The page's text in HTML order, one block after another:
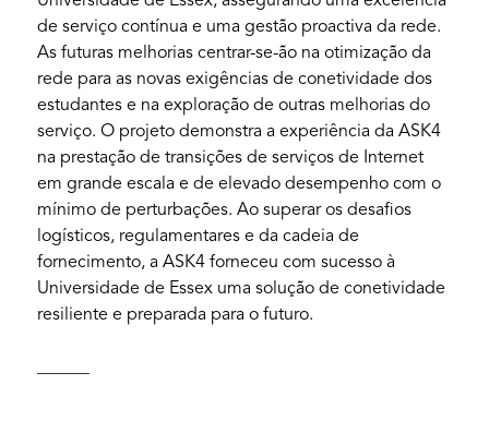
de serviço contínua e uma gestão proactiva da rede.
As futuras melhorias centrar-se-ão na otimização da
rede para as novas exigências de conetividade dos
estudantes e na exploração de outras melhorias do
serviço. O projeto demonstra a experiência da ASK4
na prestação de transições de serviços de Internet
em grande escala e de elevado desempenho com o
mínimo de perturbações. Ao superar os desafios
logísticos, regulamentares e da cadeia de
fornecimento, a ASK4 forneceu com sucesso à
Universidade de Essex uma solução de conetividade
resiliente e preparada para o futuro.